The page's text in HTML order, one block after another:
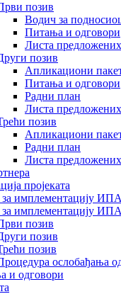
позив
Водич за
Питања и одговори
Листа
позив
Апликациони
Питања и одговори
Радни план
Листа
позив
Апликациони
Радни план
Листа
пројеката
имплементацију
имплементацију
позив
позив
позив
ослобађања
и одговори